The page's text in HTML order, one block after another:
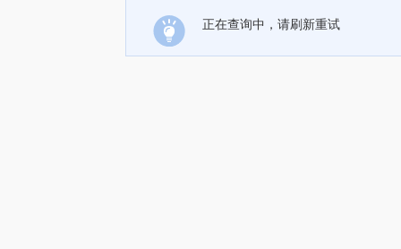
正在查询中，请刷新重试